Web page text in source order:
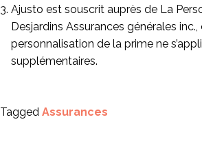
Ajusto est souscrit auprès de La
Desjardins Assurances générales
personnalisation de la prime ne
supplémentaires.
Tagged Assurances